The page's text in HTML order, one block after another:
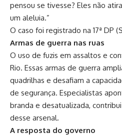
pensou se tivesse? Eles não
um aleluia.”
O caso foi registrado na 17ª DP
Armas de guerra nas ruas
O uso de fuzis em assaltos e
Rio. Essas armas de guerra
quadrilhas e desafiam a
de segurança. Especialistas
branda e desatualizada,
desse arsenal.
A resposta do governo